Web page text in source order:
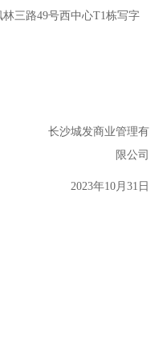
三路49号西中心T1栋写字
长沙城发商业管理有
限公司
2023年10 月 31 日